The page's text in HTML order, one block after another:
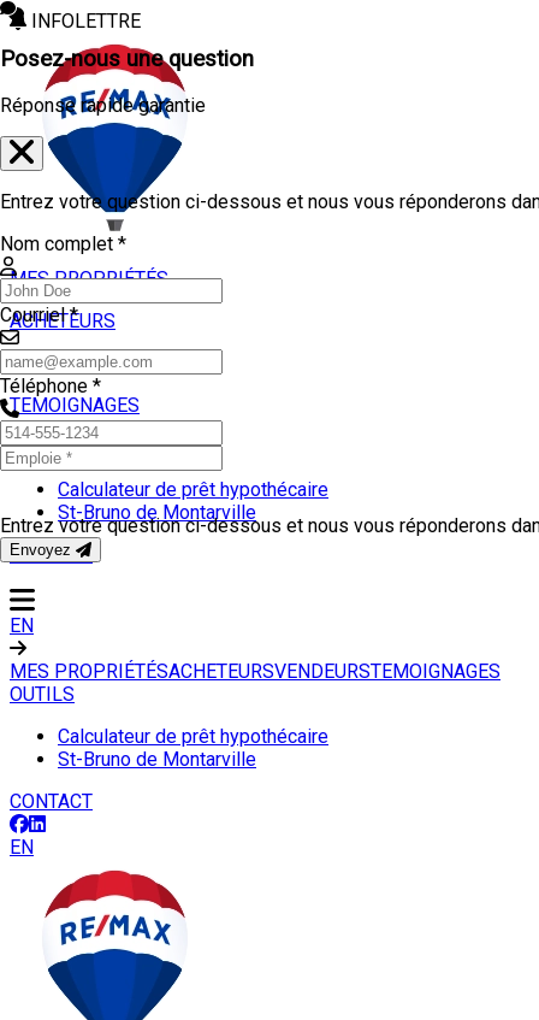
INFOLETTRE
MES PROPRIÉTÉS
ACHETEURS
VENDEURS
TEMOIGNAGES
OUTILS
Calculateur de prêt hypothécaire
St-Bruno de Montarville
CONTACT
EN
MES PROPRIÉTÉSACHETEURSVENDEURSTEMOIGNAGES
OUTILS
Calculateur de prêt hypothécaire
St-Bruno de Montarville
CONTACT
EN
Posez-nous une question
Réponse rapide garantie
Entrez votre question ci-dessous et nous vous réponderons
Nom complet *
Courriel *
Téléphone *
Entrez votre question ci-dessous et nous vous réponderons
Envoyez